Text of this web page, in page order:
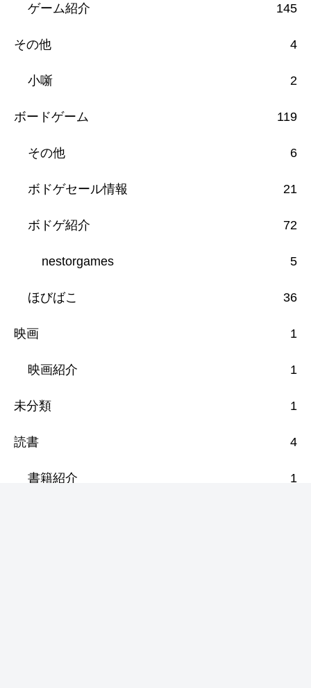
ゲーム紹介 145
その他 4
小噺 2
ボードゲーム 119
その他 6
ボドゲセール情報 21
ボドゲ紹介 72
nestorgames 5
ほびばこ 36
映画 1
映画紹介 1
未分類 1
読書 4
書籍紹介 1